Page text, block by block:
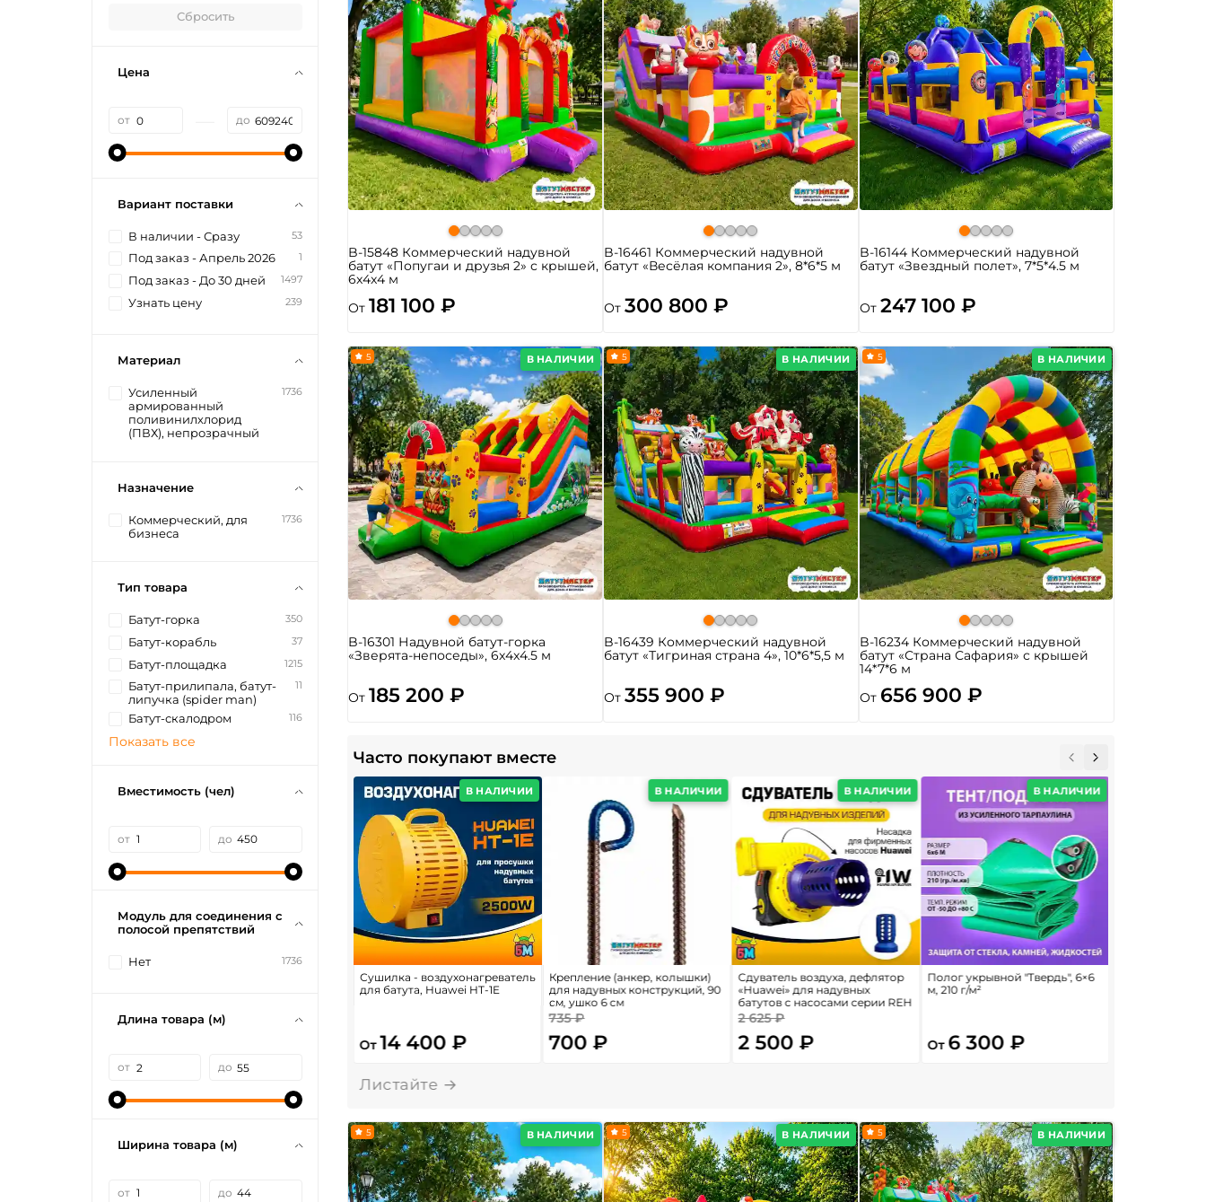
B-15848 Коммерческий надувной
батут «Попугаи и друзья 2» с крышей,
6x4x4 м
От 181 100 ₽
B-16461 Коммерческий надувной
батут «Весёлая компания 2», 8*6*5 м
От 300 800 ₽
B-16144 Коммерческий надувной
батут «Звездный полет», 7*5*4.5 м
От 247 100 ₽
В НАЛИЧИИ
5
B-16301 Надувной батут-горка
«Зверята-непоседы», 6x4x4.5 м
От 185 200 ₽
В НАЛИЧИИ
5
B-16439 Коммерческий надувной
батут «Тигриная страна 4», 10*6*5,5 м
От 355 900 ₽
В НАЛИЧИИ
5
B-16234 Коммерческий надувной
батут «Страна Сафария» с крышей
14*7*6 м
От 656 900 ₽
Часто покупают вместе
В НАЛИЧИИ
Сушилка - воздухонагреватель
для батута, Huawei HT-1E
От 14 400 ₽
В НАЛИЧИИ
Крепление (анкер, колышки)
для надувных конструкций, 90
см, ушко 6 см
735 ₽
700 ₽
В НАЛИЧИИ
Сдуватель воздуха, дефлятор
«Huawei» для надувных
батутов с насосами серии REH
2 625 ₽
2 500 ₽
В НАЛИЧИИ
Полог укрывной "Твердь", 6×6
м, 210 г/м²
От 6 300 ₽
В НАЛИЧИИ
5 В НАЛИЧИИ
5 В НАЛИЧИИ
5
Сбросить
Цена
от до
Вариант поставки
В наличии - Сразу 53
Под заказ - Апрель 2026 1
Под заказ - До 30 дней 1497
Узнать цену 239
Материал
Усиленный
армированный
поливинилхлорид
(ПВХ), непрозрачный
1736
Назначение
Коммерческий, для
бизнеса
1736
Тип товара
Батут-горка 350
Батут-корабль 37
Батут-площадка 1215
Батут-прилипала, батут-
липучка (spider man)
11
Батут-скалодром 116
Показать все
Вместимость (чел)
от до
Модуль для соединения с
полосой препятствий
Нет 1736
Длина товара (м)
от до
Ширина товара (м)
от до